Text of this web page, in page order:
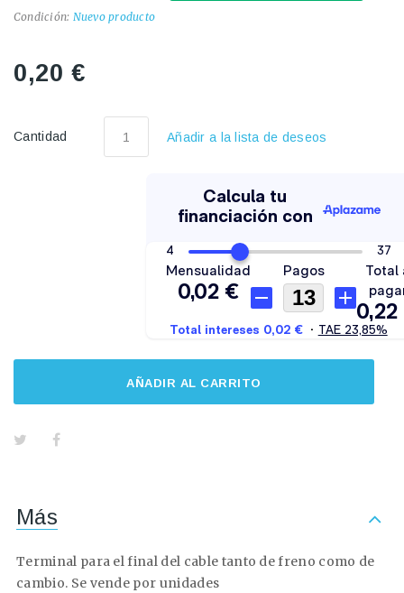
Condición: Nuevo producto
0,20 €
Cantidad Añadir a la lista de deseos
AÑADIR AL CARRITO
Más
Terminal para el final del cable tanto de freno como de
cambio. Se vende por unidades